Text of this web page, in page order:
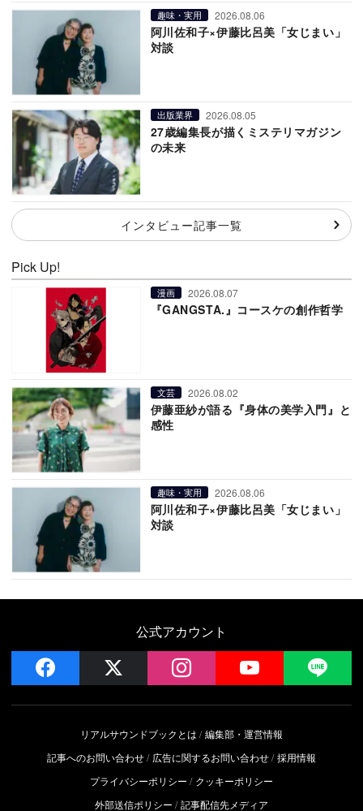
趣味・実用 2026.08.06
阿川佐和子×伊藤比呂美「女じまい」
対談
出版業界 2026.08.05
27歳編集長が描くミステリマガジン
の未来
インタビュー記事一覧
Pick Up!
漫画 2026.08.07
『GANGSTA.』コースケの創作哲学
文芸 2026.08.02
伊藤亜紗が語る『身体の美学入門』と
感性
趣味・実用 2026.08.06
阿川佐和子×伊藤比呂美「女じまい」
対談
公式アカウント
facebook instagram YouTube
リアルサウンドブックとは
編集部・運営情報
記事へのお問い合わせ
広告に関するお問い合わせ 採用情報
プライバシーポリシー
クッキーポリシー
外部送信ポリシー
記事配信先メディア